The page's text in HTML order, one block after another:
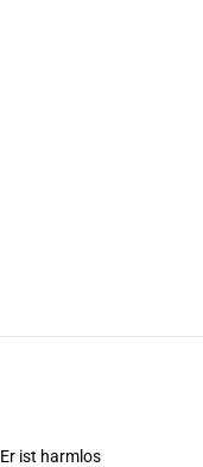
Er ist harmlos